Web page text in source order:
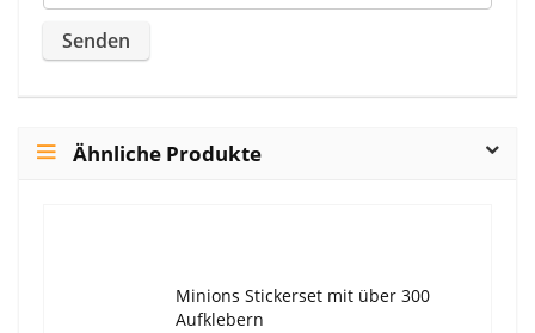
Ähnliche Produkte
Minions Stickerset mit über 300
Aufklebern